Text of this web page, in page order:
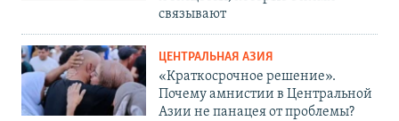
связывают
ЦЕНТРАЛЬНАЯ АЗИЯ
«Краткосрочное решение».
Почему амнистии в Центральной
Азии не панацея от проблемы?